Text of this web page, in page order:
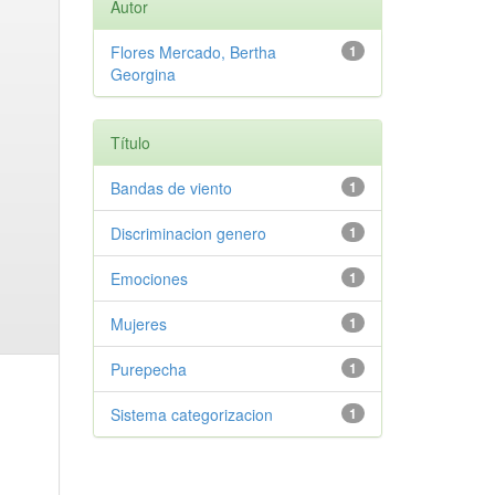
Autor
1
Flores Mercado, Bertha
Georgina
Título
1
Bandas de viento
1
Discriminacion genero
1
Emociones
1
Mujeres
1
Purepecha
1
Sistema categorizacion